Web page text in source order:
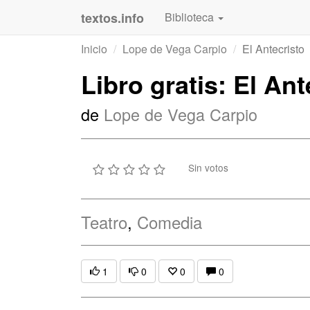
textos.info Biblioteca
Inicio
Lope de Vega Carpio El Antecristo
Libro gratis: El
de Lope de Vega Carpio
Sin votos
Teatro, Comedia
1 0 0 0